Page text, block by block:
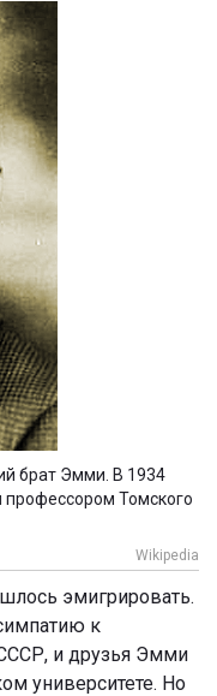
брат Эмми. В 1934
профессором Томского
Wikipedia
эмигрировать.
к
и друзья Эмми
университете. Но